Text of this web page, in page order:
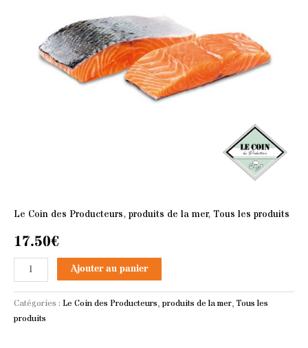
Le Coin des Producteurs, produits de la mer, Tous les produits
17.50€
Ajouter au panier
Catégories : Le Coin des Producteurs, produits de la mer, Tous les
produits